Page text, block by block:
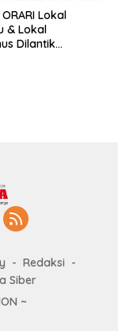
Lokal
& Lokal
Dilantik
Redaksi
Siber
~